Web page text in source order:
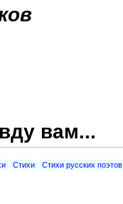
вам...
Стихи Стихи русских поэтов